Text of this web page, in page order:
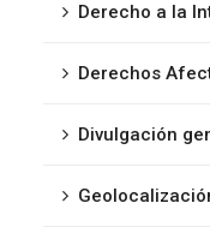
Derecho a la
Derechos
Divulgación